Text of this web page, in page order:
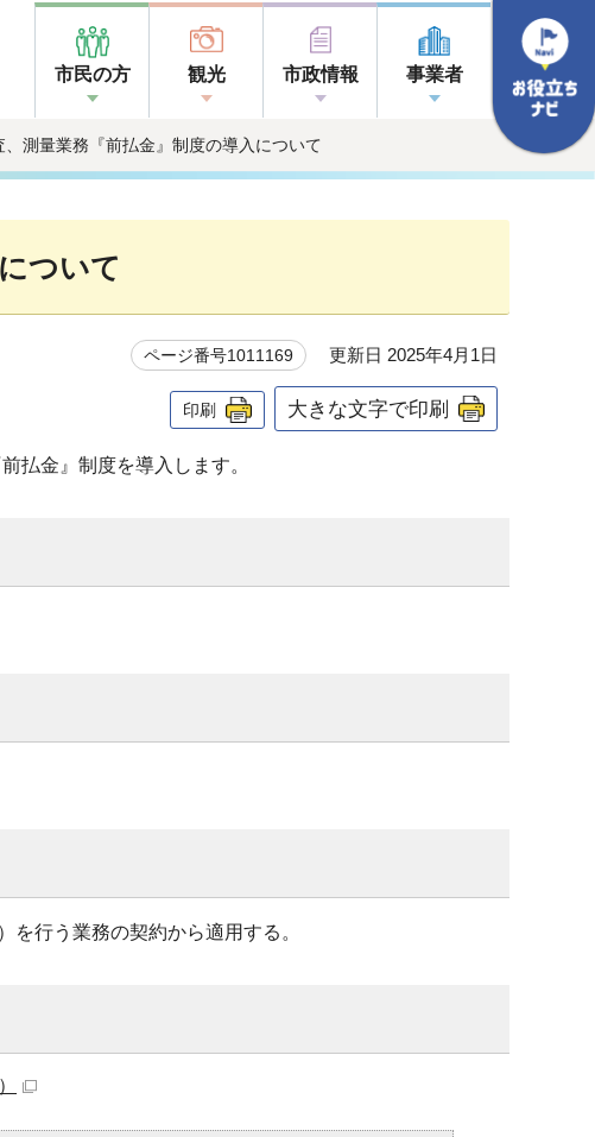
市民の方 観光 市政情報 事業者
、測量業務『前払金』制度の導入について
ついて
ページ番号1011169 更新日 2025年4月1日
印刷 大きな文字で印刷
払金』制度を導入します。
行う業務の契約から適用する。